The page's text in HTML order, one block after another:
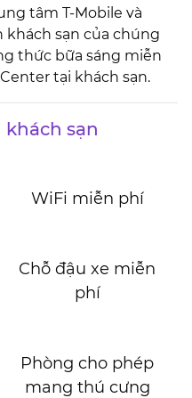
tâm T-Mobile và
khách sạn của chúng
thức bữa sáng miễn
tại khách sạn.
sạn
WiFi miễn phí
Chỗ đậu xe miễn
phí
Phòng cho phép
mang thú cưng